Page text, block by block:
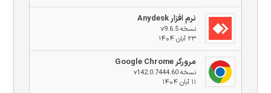
نرم افزار Anydesk
نسخه v9.6.5
۲۳ آبان ۱۴۰۴
مرورگر Google Chrome
نسخه v142.0.7444.60
۱۱ آبان ۱۴۰۴